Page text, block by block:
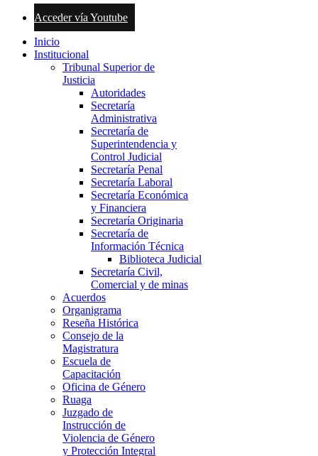
Acceder vía Youtube
Inicio
Institucional
Tribunal Superior de
Justicia
Autoridades
Secretaría
Administrativa
Secretaría de
Superintendencia y
Control Judicial
Secretaría Penal
Secretaría Laboral
Secretaría Económica
y Financiera
Secretaría Originaria
Secretaría de
Información Técnica
Biblioteca Judicial
Secretaría Civil,
Comercial y de minas
Acuerdos
Organigrama
Reseña Histórica
Consejo de la
Magistratura
Escuela de
Capacitación
Oficina de Género
Ruaga
Juzgado de
Instrucción de
Violencia de Género
y Protección Integral